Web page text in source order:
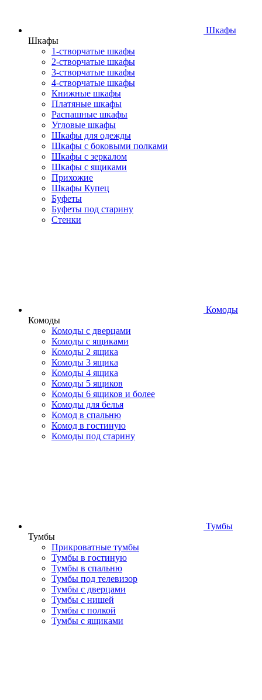
Шкафы
Шкафы
1-створчатые шкафы
2-створчатые шкафы
3-створчатые шкафы
4-створчатые шкафы
Книжные шкафы
Платяные шкафы
Распашные шкафы
Угловые шкафы
Шкафы для одежды
Шкафы с боковыми полками
Шкафы с зеркалом
Шкафы с ящиками
Прихожие
Шкафы Купец
Буфеты
Буфеты под старину
Стенки
Комоды
Комоды
Комоды с дверцами
Комоды с ящиками
Комоды 2 ящика
Комоды 3 ящика
Комоды 4 ящика
Комоды 5 ящиков
Комоды 6 ящиков и более
Комоды для белья
Комод в спальню
Комод в гостиную
Комоды под старину
Тумбы
Тумбы
Прикроватные тумбы
Тумбы в гостиную
Тумбы в спальню
Тумбы под телевизор
Тумбы с дверцами
Тумбы с нишей
Тумбы с полкой
Тумбы с ящиками